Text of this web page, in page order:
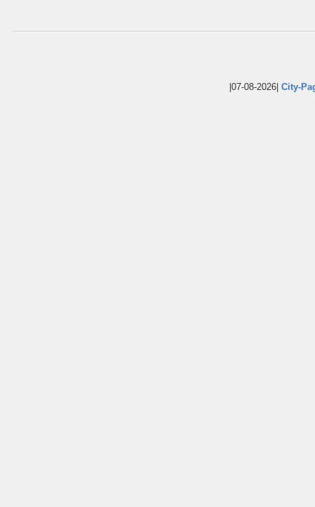
|07-08-2026| City-